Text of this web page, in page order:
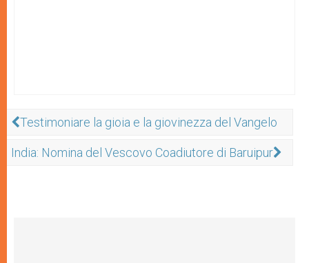
Testimoniare la gioia e la giovinezza del Vangelo
India: Nomina del Vescovo Coadiutore di Baruipur